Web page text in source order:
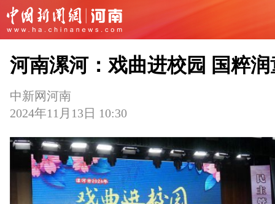
河南漯河：戏曲进校园 国粹润
中新网河南
2024年11月13日 10:30